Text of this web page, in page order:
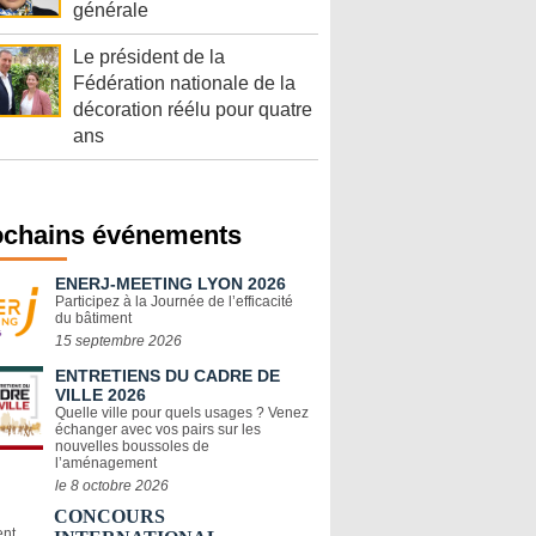
générale
Le président de la
Fédération nationale de la
décoration réélu pour quatre
ans
événements
ENERJ-MEETING LYON 2026
Participez à la Journée de l’efficacité
du bâtiment
15 septembre 2026
ENTRETIENS DU CADRE DE
VILLE 2026
Quelle ville pour quels usages ? Venez
échanger avec vos pairs sur les
nouvelles boussoles de
l’aménagement
le 8 octobre 2026
CONCOURS